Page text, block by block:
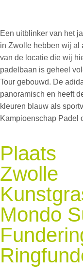
Een uitblinker van het
in Zwolle hebben wij al
van de locatie die wij
padelbaan is geheel
Tour gebouwd. De
panoramisch en heeft
kleuren blauw als
Kampioenschap Padel
Plaats
Zwolle
Mondo